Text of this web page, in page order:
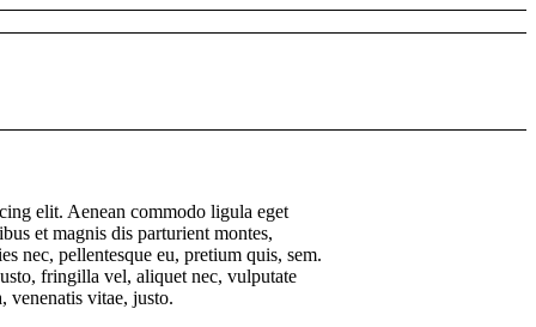
elit. Aenean commodo ligula eget
et magnis dis parturient montes,
nec, pellentesque eu, pretium quis, sem.
fringilla vel, aliquet nec, vulputate
venenatis vitae, justo.